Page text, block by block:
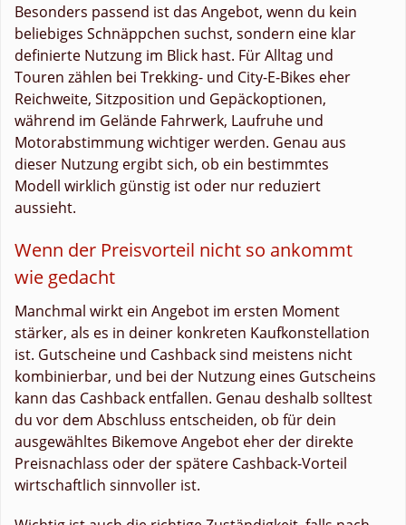
Besonders passend ist das Angebot, wenn du kein
beliebiges Schnäppchen suchst, sondern eine klar
definierte Nutzung im Blick hast. Für Alltag und
Touren zählen bei Trekking- und City-E-Bikes eher
Reichweite, Sitzposition und Gepäckoptionen,
während im Gelände Fahrwerk, Laufruhe und
Motorabstimmung wichtiger werden. Genau aus
dieser Nutzung ergibt sich, ob ein bestimmtes
Modell wirklich günstig ist oder nur reduziert
aussieht.
Wenn der Preisvorteil nicht so ankommt
wie gedacht
Manchmal wirkt ein Angebot im ersten Moment
stärker, als es in deiner konkreten Kaufkonstellation
ist. Gutscheine und Cashback sind meistens nicht
kombinierbar, und bei der Nutzung eines Gutscheins
kann das Cashback entfallen. Genau deshalb solltest
du vor dem Abschluss entscheiden, ob für dein
ausgewähltes Bikemove Angebot eher der direkte
Preisnachlass oder der spätere Cashback-Vorteil
wirtschaftlich sinnvoller ist.